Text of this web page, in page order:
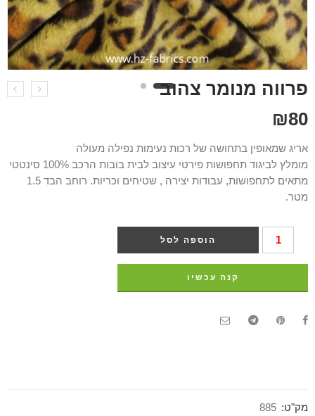
פרווה מנומר צהוב
₪80
אריג שמאופין בתחושה של רכות נעימות נפילה מעולה
מומלץ לביגוד תחפושות פירטי עיצוב לבית בובות הרכב 100% סינטטי
מתאים לתחפושות, עבודות יצירה , שטיחים וכריות. רוחב הבד 1.5
מטר.
הוספה לסל
קנה עכשיו
מק"ט: 885